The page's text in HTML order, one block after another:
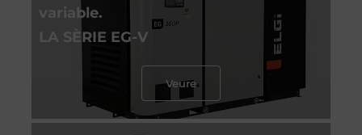
variable.
LA SÈRIE EG-V
Veure